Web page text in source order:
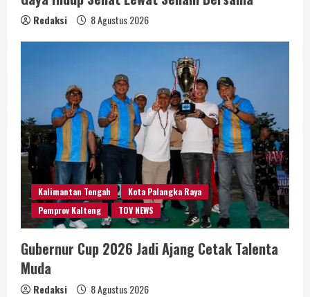
Redaksi 8 Agustus 2026
Kalimantan Tengah
Kota Palangka Raya
Pemprov Kalteng
TOV NEWS
Gubernur Cup 2026 Jadi Ajang Cetak Talenta
Muda
Redaksi 8 Agustus 2026